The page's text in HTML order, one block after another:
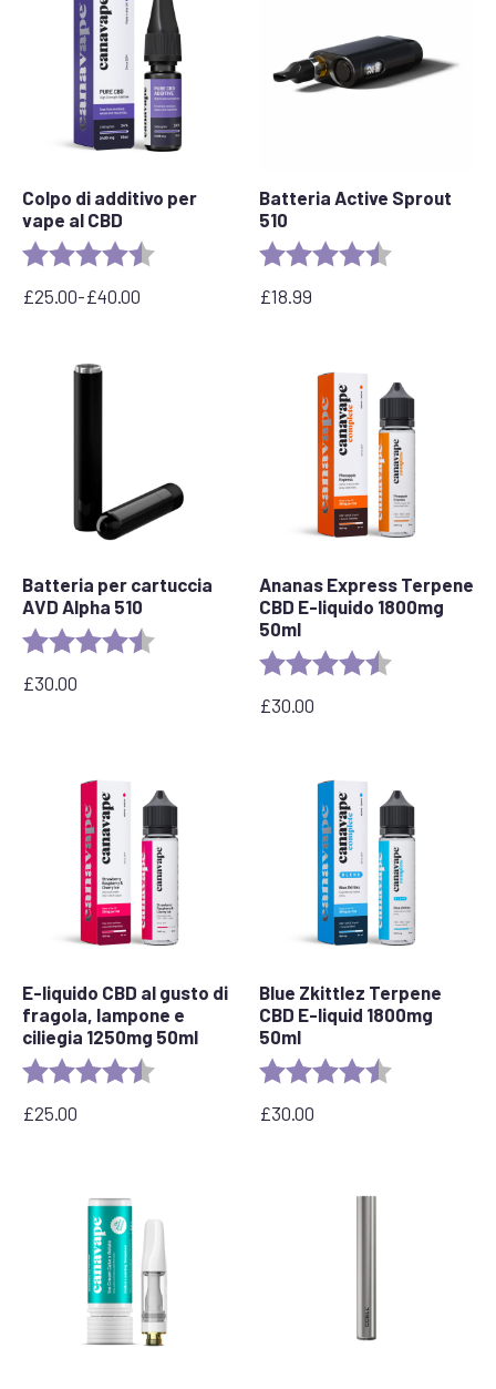
Colpo di additivo per
vape al CBD
Valutazione:
£25.00-£40.00
Fascia
Batteria Active Sprout
510
Valutazione:
£18.99
Batteria per cartuccia
AVD Alpha 510
Valutazione:
£30.00
Ananas Express Terpene
CBD E-liquido 1800mg
50ml
Valutazione:
£30.00
E-liquido CBD al gusto di
fragola, lampone e
ciliegia 1250mg 50ml
Valutazione:
£25.00
Blue Zkittlez Terpene
CBD E-liquid 1800mg
50ml
Valutazione:
£30.00